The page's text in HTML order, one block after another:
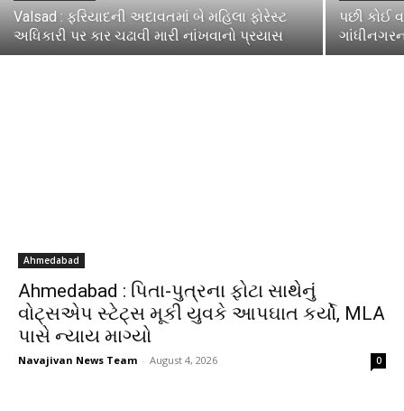
Valsad : ફરિયાદની અદાવતમાં બે મહિલા ફોરેસ્ટ
અધિકારી પર કાર ચઢાવી મારી નાંખવાનો પ્રયાસ
પછી કોઈ
Ahmedabad
Ahmedabad : પિતા-પુત્રના ફોટા સાથેનું
વોટ્સએપ સ્ટેટ્સ મૂકી યુવકે આપઘાત કર્યો, MLA
પાસે ન્યાય માગ્યો
Navajivan News Team - August 4, 2026 0